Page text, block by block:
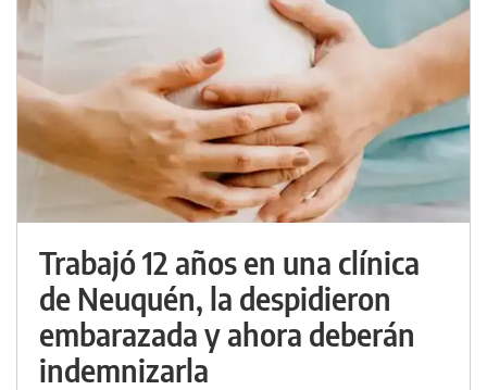
Trabajó 12 años en una clínica
de Neuquén, la despidieron
embarazada y ahora deberán
indemnizarla